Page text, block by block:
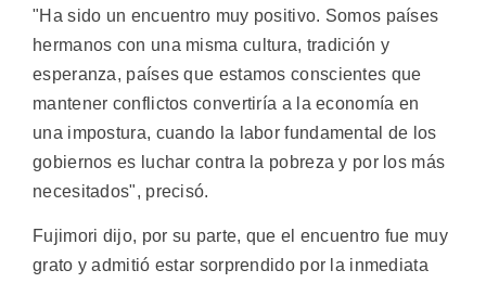
"Ha sido un encuentro muy positivo. Somos países
hermanos con una misma cultura, tradición y
esperanza, países que estamos conscientes que
mantener conflictos convertiría a la economía en
una impostura, cuando la labor fundamental de los
gobiernos es luchar contra la pobreza y por los más
necesitados", precisó.
Fujimori dijo, por su parte, que el encuentro fue muy
grato y admitió estar sorprendido por la inmediata